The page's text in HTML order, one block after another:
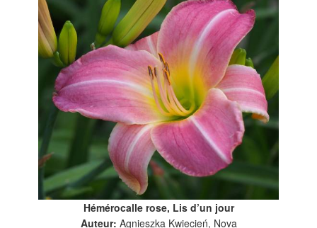
Hémérocalle rose, Lis d’un jour
Auteur: Agnieszka Kwiecień, Nova